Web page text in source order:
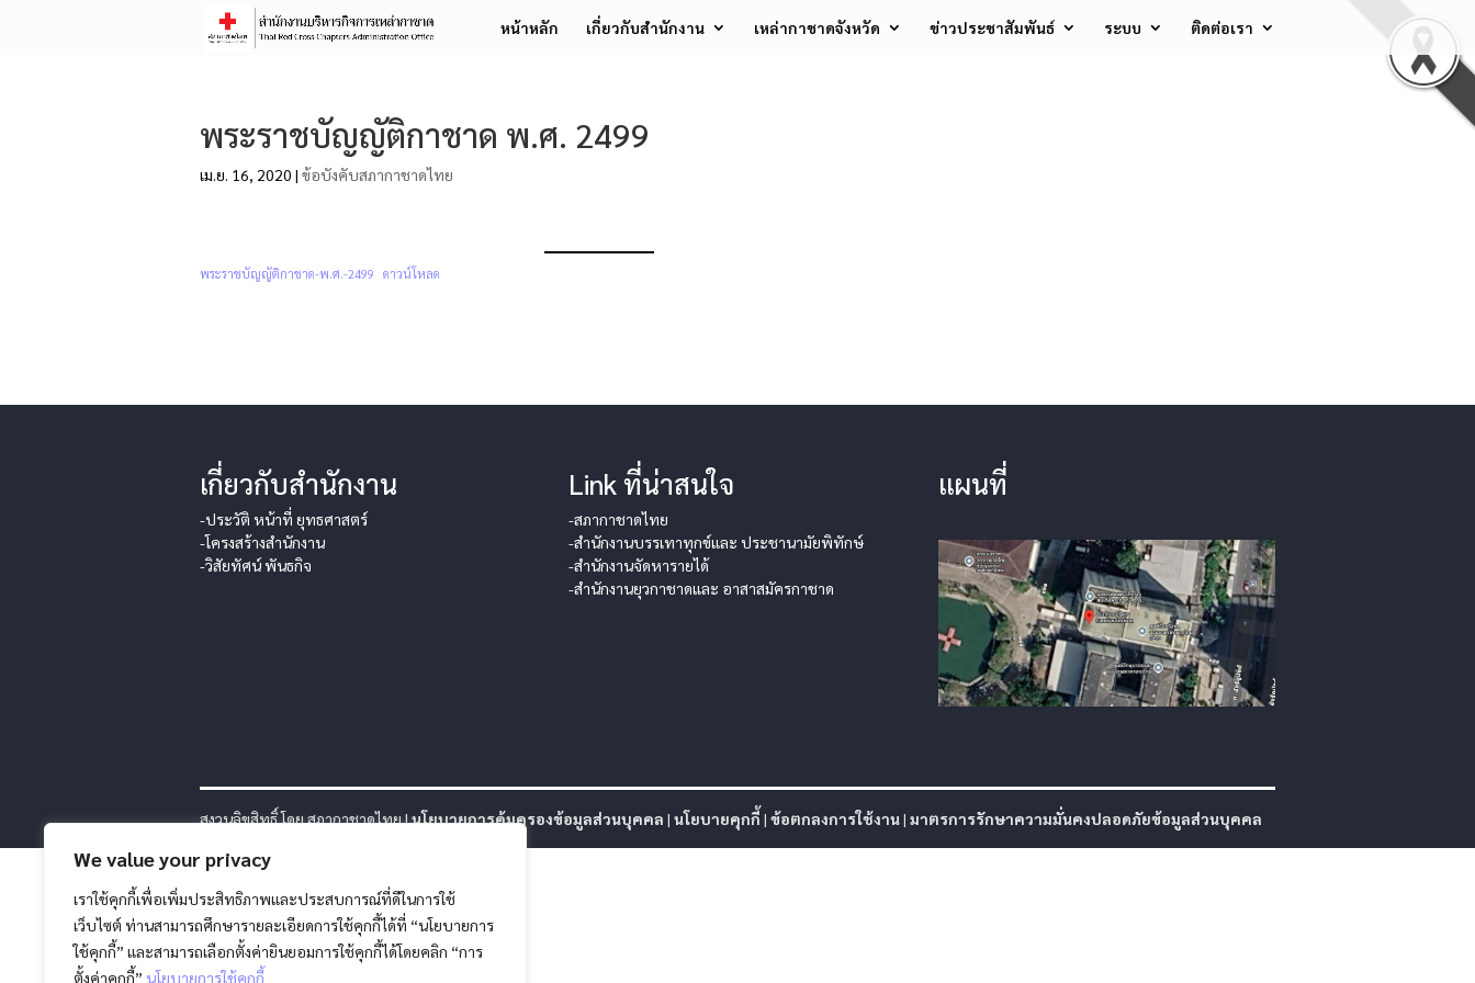
We value your privacy
เราใช้คุกกี้เพื่อเพิ่มประสิทธิภาพและประสบการณ์ที่ดีในการใช้
เว็บไซต์ ท่านสามารถศึกษารายละเอียดการใช้คุกกี้ได้ที่ “นโยบายการ
ใช้คุกกี้” และสามารถเลือกตั้งค่ายินยอมการใช้คุกกี้ได้โดยคลิก “การ
ตั้งค่าคุกกี้” นโยบายการใช้คุกกี้
หน้าหลัก เกี่ยวกับสำนักงาน เหล่ากาชาดจังหวัด ข่าวประชาสัมพันธ์ ระบบ ติดต่อเรา
พระราชบัญญัติกาชาด พ.ศ. 2499
เม.ย. 16, 2020 | ข้อบังคับสภากาชาดไทย
พระราชบัญญัติกาชาด-พ.ศ.-2499 ดาวน์โหลด
เกี่ยวกับสำนักงาน
-ประวัติ หน้าที่ ยุทธศาสตร์
-โครงสร้างสำนักงาน
-วิสัยทัศน์ พันธกิจ
Link ที่น่าสนใจ
-สภากาชาดไทย
-สำนักงานบรรเทาทุกข์และ ประชานามัยพิทักษ์
-สำนักงานจัดหารายได้
-สำนักงานยุวกาชาดและ อาสาสมัครกาชาด
แผนที่
สงวนลิขสิทธิ์ โดย สภากาชาดไทย |นโยบายการคุ้มครองข้อมูลส่วนบุคคล | นโยบายคุกกี้ | ข้อตกลงการใช้งาน| มาตรการรักษาความมั่นคงปลอดภัยข้อมูลส่วนบุคคล